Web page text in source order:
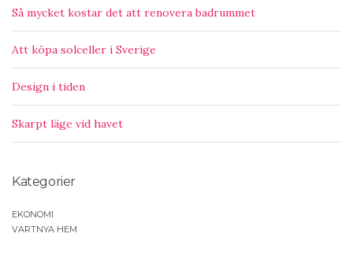
Så mycket kostar det att renovera badrummet
Att köpa solceller i Sverige
Design i tiden
Skarpt läge vid havet
Kategorier
EKONOMI
VARTNYA HEM